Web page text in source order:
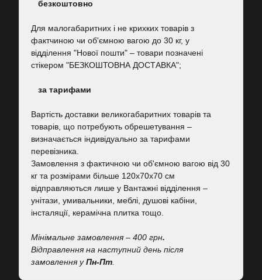
безкоштовно
Для малогабаритних і не крихких товарів з
фактчиною чи об'ємною вагою до 30 кг, у
відділення "Нової пошти" – товари позначені
стікером "БЕЗКОШТОВНА ДОСТАВКА";
за тарифами
Вартість доставки великогабаритних товарів та
товарів, що потребують обрешетування –
визначається індивідуально за тарифами
перевізника.
Замовлення з фактичною чи об'ємною вагою від 30
кг та розмірами більше 120х70х70 см
відправляються лише у Вантажні відділення –
унітази, умивальники, меблі, душові кабіни,
інсталяції, керамічна плитка тощо.
Мінімальне замовлення – 400 грн.
Відправлення на наступний день після
замовлення уПн-Пт